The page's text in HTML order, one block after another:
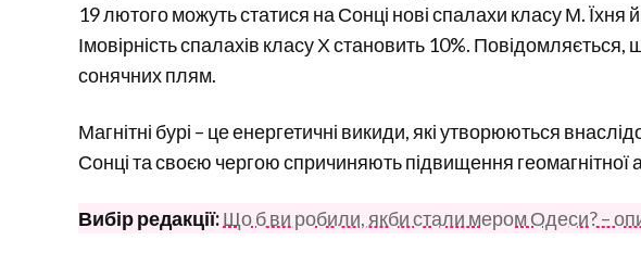
19 лютого можуть статися на Сонці нові спалахи класу М. Їхня
Імовірність спалахів класу Х становить 10%.
сонячних плям.
Магнітні бурі – це енергетичні викиди, які утворюються
Сонці та своєю чергою спричиняють підвищення геомагнітної
Вибір редакції:Що б ви робили, якби стали мером Одеси? –